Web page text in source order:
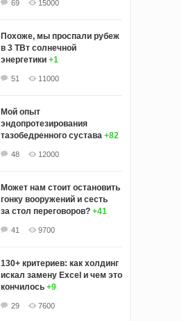
69 15000
Похоже, мы проспали рубеж
в 3 ТВт солнечной
энергетики +1
51 11000
Мой опыт
эндопротезирования
тазобедренного сустава +82
48 12000
Может нам стоит остановить
гонку вооружений и сесть
за стол переговоров? +41
41 9700
130+ критериев: как холдинг
искал замену Excel и чем это
кончилось +9
29 7600